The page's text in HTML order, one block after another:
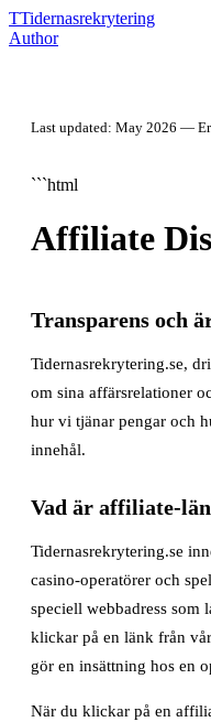
TTidernasrekrytering
Author
Last updated: May 2026 —
```html
Affiliate
Transparens och
Tidernasrekrytering.se,
om sina affärsrelationer
hur vi tjänar pengar och
innehål.
Vad är affiliate-
Tidernasrekrytering.se
casino-operatörer och
speciell webbadress som
klickar på en länk från
gör en insättning hos en
När du klickar på en